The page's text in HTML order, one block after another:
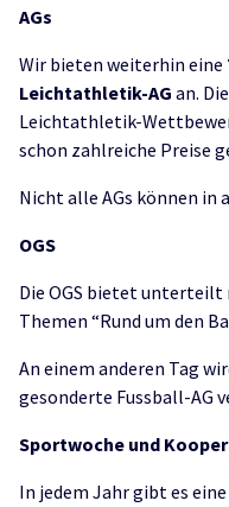
AGs
Wir bieten weiterhin eine
Leichtathletik-AG an.
Leichtathletik-
schon zahlreiche Preise
Nicht alle AGs können in
OGS
Die OGS bietet unterteilt
Themen “Rund um den
An einem anderen Tag
gesonderte Fussball-AG
Sportwoche und
In jedem Jahr gibt es eine